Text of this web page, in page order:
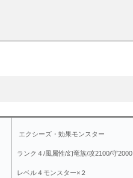
エクシーズ・効果モンスター
ランク４/風属性/幻竜族/攻2100/守2000
レベル４モンスター×２